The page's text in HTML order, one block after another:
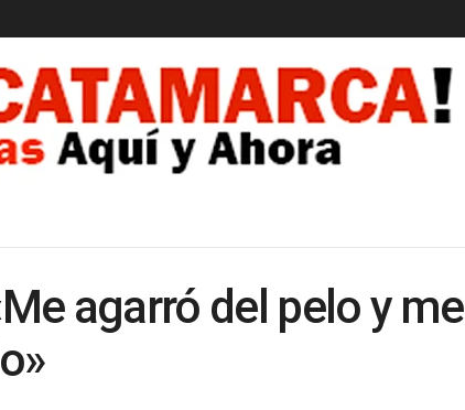
agarró del pelo y me